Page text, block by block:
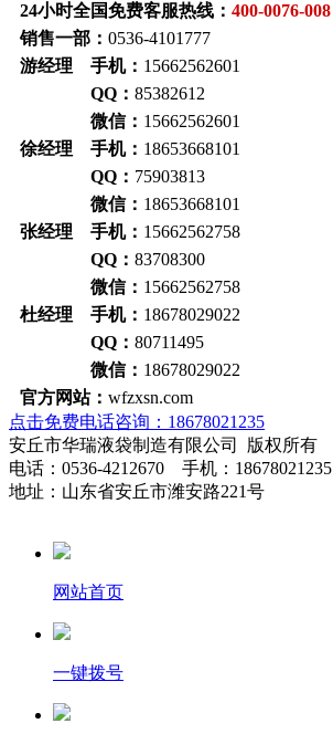
24小时全国免费客服热线： 400-0076-008
销售一部： 0536-4101777
游经理 手机： 15662562601
QQ： 85382612
微信： 15662562601
徐经理 手机： 18653668101
QQ： 75903813
微信： 18653668101
张经理 手机： 15662562758
QQ： 83708300
微信： 15662562758
杜经理 手机： 18678029022
QQ： 80711495
微信： 18678029022
官方网站： wfzxsn.com
点击免费电话咨询：18678021235
安丘市华瑞液袋制造有限公司 版权所有
电话：0536-4212670 手机：18678021235
地址：山东省安丘市潍安路221号
网站首页
一键拨号